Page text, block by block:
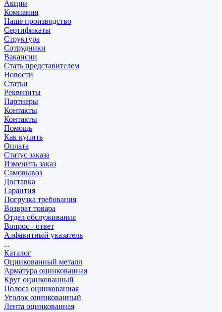
Акции
Компания
Наше производство
Сертификаты
Структура
Сотрудники
Вакансии
Стать представителем
Новости
Статьи
Реквизиты
Партнеры
Контакты
Контакты
Помощь
Как купить
Оплата
Статус заказа
Изменить заказ
Самовывоз
Доставка
Гарантия
Погрузка требования
Возврат товара
Отдел обслуживания
Вопрос - ответ
Алфавитный указатель
...
Каталог
Оцинкованный металл
Арматура оцинкованная
Круг оцинкованный
Полоса оцинкованная
Уголок оцинкованный
Лента оцинкованная